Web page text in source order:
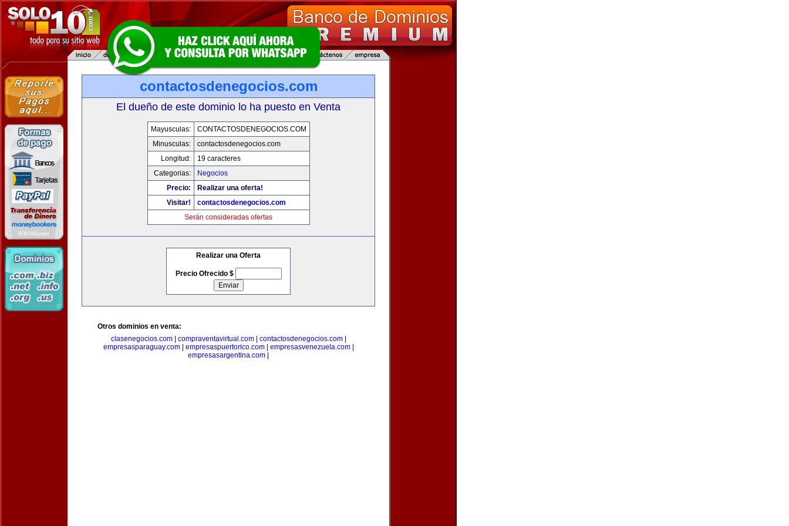
contactosdenegocios.com
El dueño de este dominio lo ha puesto en Venta
Mayusculas:
CONTACTOSDENEGOCIOS.COM
Minusculas:
contactosdenegocios.com
Longitud:
19 caracteres
Categorias:
Negocios
Precio:
Realizar una oferta!
Visitar!
contactosdenegocios.com
Serán consideradas ofertas
Realizar una Oferta
Precio Ofrecido $
Otros dominios en venta:
clasenegocios.com| compraventavirtual.com| contactosdenegocios.com|
empresasparaguay.com| empresaspuertorico.com| empresasvenezuela.com|
empresasargentina.com